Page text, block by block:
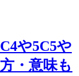
や5C5や
・意味も